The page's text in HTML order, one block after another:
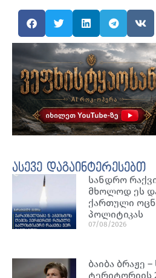
ასევე დაგაინტერესებთ
სანდრო
მხოლოდ ეს
ქართული
პოლიტიკას
07/08/2026
ბაიბა ბრაჟე
ტერიტორიის